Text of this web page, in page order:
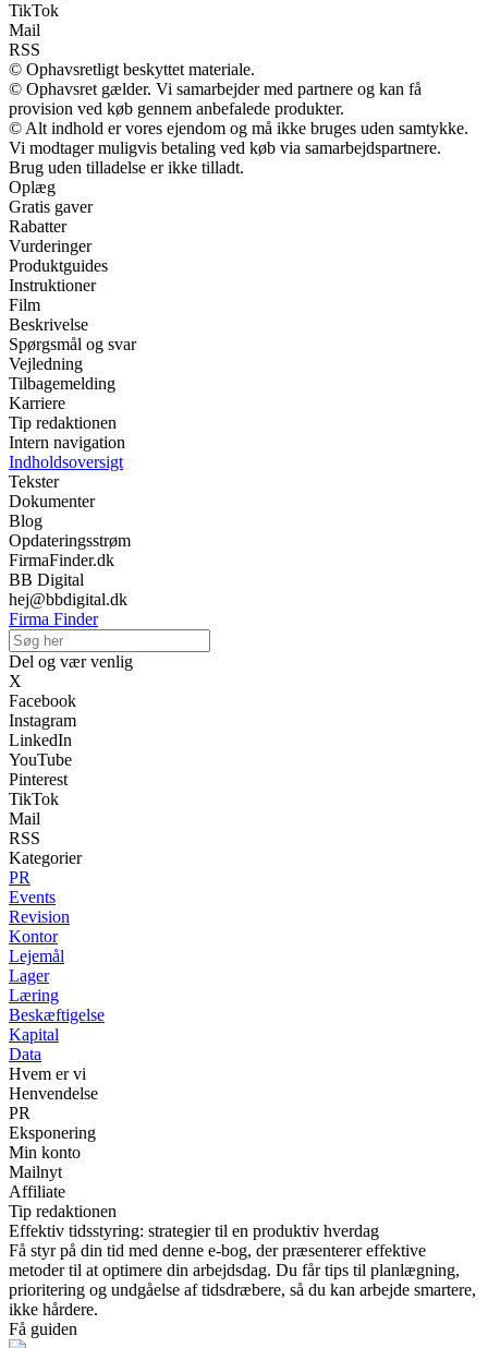
TikTok
Mail
RSS
© Ophavsretligt beskyttet materiale.
© Ophavsret gælder. Vi samarbejder med partnere og kan få
provision ved køb gennem anbefalede produkter.
© Alt indhold er vores ejendom og må ikke bruges uden samtykke.
Vi modtager muligvis betaling ved køb via samarbejdspartnere.
Brug uden tilladelse er ikke tilladt.
Oplæg
Gratis gaver
Rabatter
Vurderinger
Produktguides
Instruktioner
Film
Beskrivelse
Spørgsmål og svar
Vejledning
Tilbagemelding
Karriere
Tip redaktionen
Intern navigation
Indholdsoversigt
Tekster
Dokumenter
Blog
Opdateringsstrøm
FirmaFinder.dk
BB Digital
hej@bbdigital.dk
Firma Finder
Del og vær venlig
X
Facebook
Instagram
LinkedIn
YouTube
Pinterest
TikTok
Mail
RSS
Kategorier
PR
Events
Revision
Kontor
Lejemål
Lager
Læring
Beskæftigelse
Kapital
Data
Hvem er vi
Henvendelse
PR
Eksponering
Min konto
Mailnyt
Affiliate
Tip redaktionen
Effektiv tidsstyring: strategier til en produktiv hverdag
Få styr på din tid med denne e-bog, der præsenterer effektive
metoder til at optimere din arbejdsdag. Du får tips til planlægning,
prioritering og undgåelse af tidsdræbere, så du kan arbejde smartere,
ikke hårdere.
Få guiden